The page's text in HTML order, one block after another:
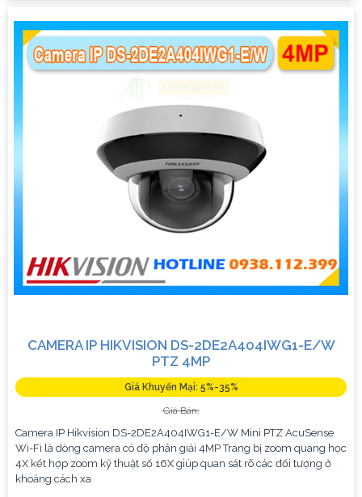
CAMERA IP HIKVISION DS-2DE2A404IWG1-E/W
PTZ 4MP
Giá Khuyến Mại: 5%-35%
Giá Bán:
Camera IP Hikvision DS-2DE2A404IWG1-E/W Mini PTZ AcuSense
Wi-Fi là dòng camera có độ phân giải 4MP Trang bị zoom quang học
4X kết hợp zoom kỹ thuật số 16X giúp quan sát rõ các đối tượng ở
khoảng cách xa